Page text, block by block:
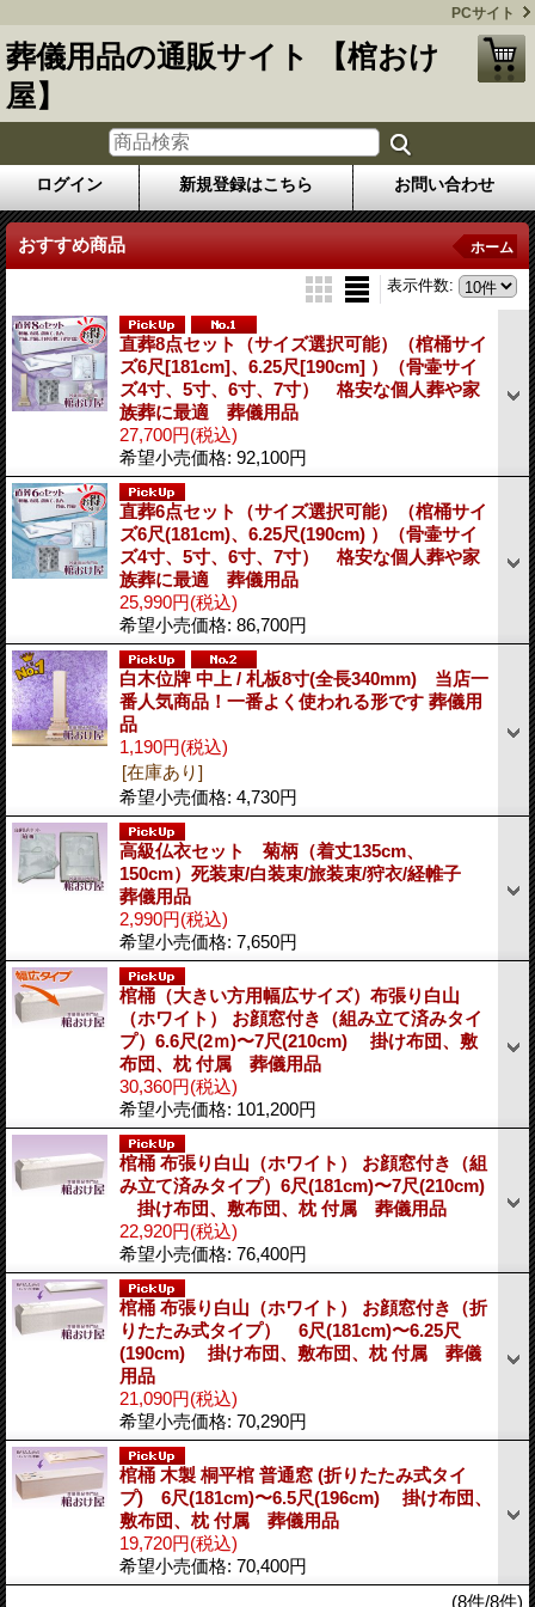
PCサイト
葬儀用品の通販サイト 【棺おけ
屋】
ログイン 新規登録はこちら お問い合わせ
おすすめ商品 ホーム
表示件数:
直葬8点セット（サイズ選択可能）（棺桶サイ
ズ6尺[181cm]、6.25尺[190cm] ）（骨壷サイ
ズ4寸、5寸、6寸、7寸） 格安な個人葬や家
族葬に最適 葬儀用品
27,700円(税込)
希望小売価格: 92,100円
直葬6点セット（サイズ選択可能）（棺桶サイ
ズ6尺(181cm)、6.25尺(190cm) ）（骨壷サイ
ズ4寸、5寸、6寸、7寸） 格安な個人葬や家
族葬に最適 葬儀用品
25,990円(税込)
希望小売価格: 86,700円
白木位牌 中上 / 札板8寸(全長340mm) 当店一
番人気商品！一番よく使われる形です 葬儀用
品
1,190円(税込)
[在庫あり]
希望小売価格: 4,730円
高級仏衣セット 菊柄（着丈135cm、
150cm）死装束/白装束/旅装束/狩衣/経帷子
葬儀用品
2,990円(税込)
希望小売価格: 7,650円
棺桶（大きい方用幅広サイズ）布張り白山
（ホワイト） お顔窓付き（組み立て済みタイ
プ）6.6尺(2ｍ)〜7尺(210cm) 掛け布団、敷
布団、枕 付属 葬儀用品
30,360円(税込)
希望小売価格: 101,200円
棺桶 布張り白山（ホワイト） お顔窓付き（組
み立て済みタイプ）6尺(181cm)〜7尺(210cm)
掛け布団、敷布団、枕 付属 葬儀用品
22,920円(税込)
希望小売価格: 76,400円
棺桶 布張り白山（ホワイト） お顔窓付き（折
りたたみ式タイプ） 6尺(181cm)〜6.25尺
(190cm) 掛け布団、敷布団、枕 付属 葬儀
用品
21,090円(税込)
希望小売価格: 70,290円
棺桶 木製 桐平棺 普通窓 (折りたたみ式タイ
プ) 6尺(181cm)〜6.5尺(196cm) 掛け布団、
敷布団、枕 付属 葬儀用品
19,720円(税込)
希望小売価格: 70,400円
(8件/8件)